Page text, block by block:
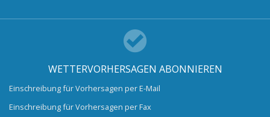
WETTERVORHERSAGEN ABONNIEREN
Einschreibung für Vorhersagen per E-Mail
Einschreibung für Vorhersagen per Fax